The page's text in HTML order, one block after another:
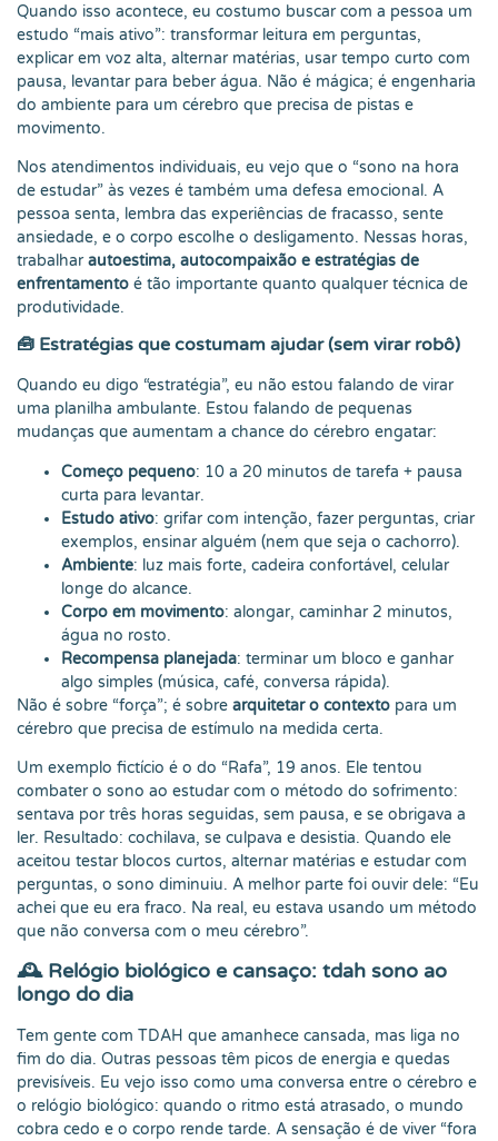
Quando isso acontece, eu costumo buscar com a pessoa um
estudo “mais ativo”: transformar leitura em perguntas,
explicar em voz alta, alternar matérias, usar tempo curto com
pausa, levantar para beber água. Não é mágica; é engenharia
do ambiente para um cérebro que precisa de pistas e
movimento.
Nos atendimentos individuais, eu vejo que o “sono na hora
de estudar” às vezes é também uma defesa emocional. A
pessoa senta, lembra das experiências de fracasso, sente
ansiedade, e o corpo escolhe o desligamento. Nessas horas,
trabalharautoestima, autocompaixão e estratégias de
enfrentamento é tão importante quanto qualquer técnica de
produtividade.
🧰 Estratégias que costumam ajudar (sem virar robô)
Quando eu digo “estratégia”, eu não estou falando de virar
uma planilha ambulante. Estou falando de pequenas
mudanças que aumentam a chance do cérebro engatar:
Começo pequeno: 10 a 20 minutos de tarefa + pausa
curta para levantar.
Estudo ativo: grifar com intenção, fazer perguntas, criar
exemplos, ensinar alguém (nem que seja o cachorro).
Ambiente: luz mais forte, cadeira confortável, celular
longe do alcance.
Corpo em movimento: alongar, caminhar 2 minutos,
água no rosto.
Recompensa planejada: terminar um bloco e ganhar
algo simples (música, café, conversa rápida).
Não é sobre “força”; é sobre arquitetar o contexto para um
cérebro que precisa de estímulo na medida certa.
Um exemplo fictício é o do “Rafa”, 19 anos. Ele tentou
combater o sono ao estudar com o método do sofrimento:
sentava por três horas seguidas, sem pausa, e se obrigava a
ler. Resultado: cochilava, se culpava e desistia. Quando ele
aceitou testar blocos curtos, alternar matérias e estudar com
perguntas, o sono diminuiu. A melhor parte foi ouvir dele: “Eu
achei que eu era fraco. Na real, eu estava usando um método
que não conversa com o meu cérebro”.
🕰️ Relógio biológico e cansaço: tdah sono ao
longo do dia
Tem gente com TDAH que amanhece cansada, mas liga no
fim do dia. Outras pessoas têm picos de energia e quedas
previsíveis. Eu vejo isso como uma conversa entre o cérebro e
o relógio biológico: quando o ritmo está atrasado, o mundo
cobra cedo e o corpo rende tarde. A sensação é de viver “fora